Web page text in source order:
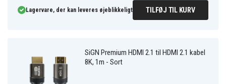
Lagervare, der kan leveres øjeblikkeligt TILFØJ TIL KURV
SiGN Premium HDMI 2.1 til HDMI 2.1 kabel
8K, 1m - Sort